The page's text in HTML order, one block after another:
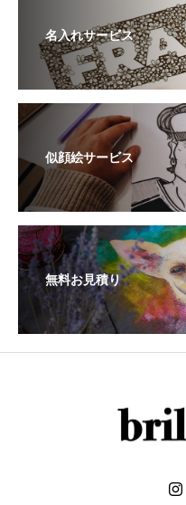
名入れサービス
似顔絵サービス
無料お見積り